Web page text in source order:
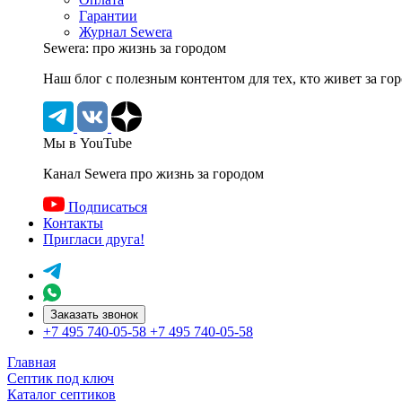
Гарантии
Журнал Sewera
Sewera: про жизнь за городом
Наш блог c полезным контентом для тех, кто живет за
Мы в YouTube
Канал Sewera про жизнь за городом
Подписаться
Контакты
Пригласи друга!
Заказать звонок
+7 495 740-05-58 +7 495 740-05-58
Главная
Септик под ключ
Каталог септиков